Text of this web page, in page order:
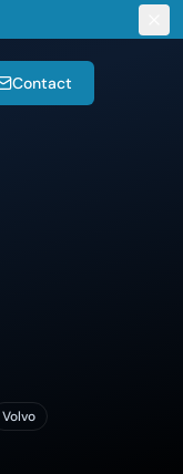
Contact
Volvo